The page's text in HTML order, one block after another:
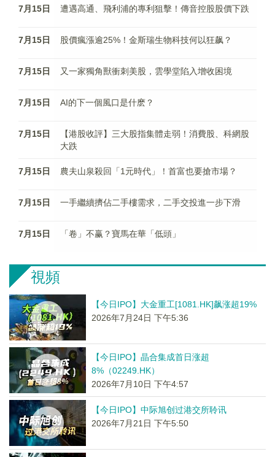
7月15日 遭遇高通、飛利浦的專利狙擊！傳音控股股價下跌
7月15日 股價瘋漲逾25%！金斯瑞生物科技何以狂飙？
7月15日 又一家獨角獸衝刺美股，雲學堂陷入增收困境
7月15日 AI的下一個風口是什麽？
7月15日
【港股收評】三大股指集體走弱！消費股、科網股
大跌
7月15日 農夫山泉殺回「1元時代」！首富也要搶市場？
7月15日 一手繼續擠佔二手樓需求，二手交投進一步下滑
7月15日 「卷」不赢？寶馬在華「低頭」
視頻
【今日IPO】大金重工[1081.HK]飙涨超19%
2026年7月24日 下午5:36
【今日IPO】晶合集成首日涨超
8%（02249.HK）
2026年7月10日 下午4:57
【今日IPO】中际旭创过港交所聆讯
2026年7月21日 下午5:50